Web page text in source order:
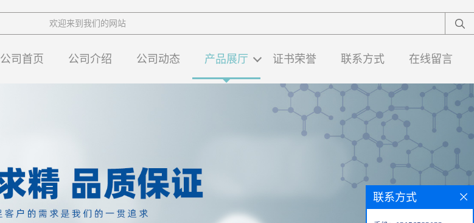
欢迎来到我们的网站
公司首页 公司介绍 公司动态 产品展厅 证书荣誉 联系方式 在线留言
联系方式